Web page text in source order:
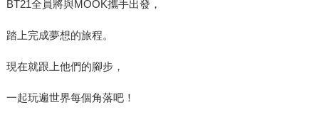
BT21全員將與MOOK攜手出發，
踏上完成夢想的旅程。
現在就跟上他們的腳步，
一起玩遍世界每個角落吧！